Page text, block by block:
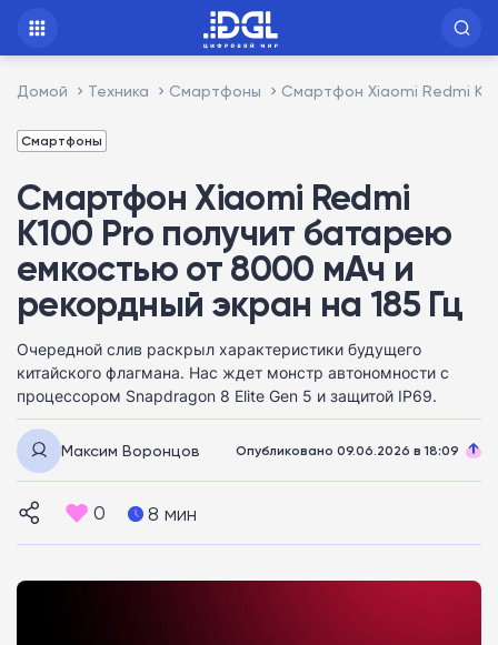
Домой Техника Смартфоны Смартфон Xiaomi Redmi
Смартфоны
Смартфон Xiaomi Redmi
K100 Pro получит батарею
емкостью от 8000 мАч и
рекордный экран на 185 Гц
Очередной слив раскрыл характеристики будущего
китайского флагмана. Нас ждет монстр автономности с
процессором Snapdragon 8 Elite Gen 5 и защитой IP69.
Максим Воронцов Опубликовано 09.06.2026 в 18:09
0 8 мин